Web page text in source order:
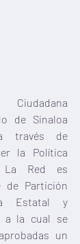
de Sinaloa
través de
la Política
La Red es
de Partición
Estatal y
a la cual se
un